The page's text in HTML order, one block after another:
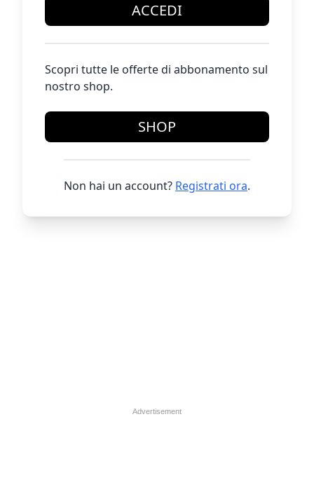
ACCEDI
Scopri tutte le offerte di abbonamento sul
nostro shop.
SHOP
Non hai un account? Registrati ora.